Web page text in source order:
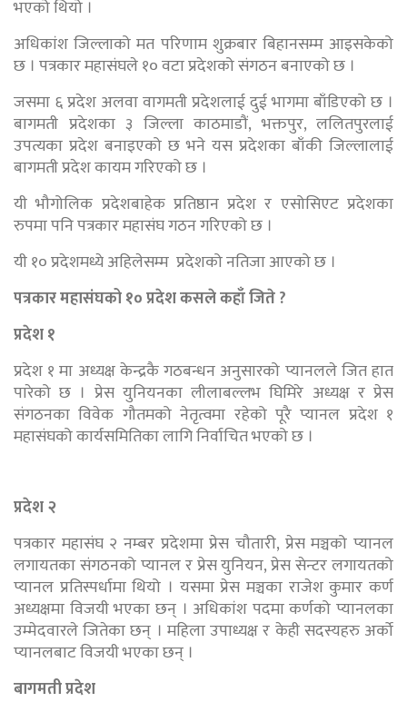
भएको थियो ।
अधिकांश जिल्लाको मत परिणाम शुक्रबार बिहानसम्म आइसकेको
छ । पत्रकार महासंघले १० वटा प्रदेशको संगठन बनाएको छ ।
जसमा ६ प्रदेश अलवा वागमती प्रदेशलाई दुई भागमा बाँडिएको छ ।
बागमती प्रदेशका ३ जिल्ला काठमाडौं, भक्तपुर, ललितपुरलाई
उपत्यका प्रदेश बनाइएको छ भने यस प्रदेशका बाँकी जिल्लालाई
बागमती प्रदेश कायम गरिएको छ ।
यी भौगोलिक प्रदेशबाहेक प्रतिष्ठान प्रदेश र एसोसिएट प्रदेशका
रुपमा पनि पत्रकार महासंघ गठन गरिएको छ ।
यी १० प्रदेशमध्ये अहिलेसम्म प्रदेशको नतिजा आएको छ ।
पत्रकार महासंघको १० प्रदेश कसले कहाँ जिते ?
प्रदेश १
प्रदेश १ मा अध्यक्ष केन्द्रकै गठबन्धन अनुसारको प्यानलले जित हात
पारेको छ । प्रेस युनियनका लीलाबल्लभ घिमिरे अध्यक्ष र प्रेस
संगठनका विवेक गौतमको नेतृत्वमा रहेको पूरै प्यानल प्रदेश १
महासंघको कार्यसमितिका लागि निर्वाचित भएको छ ।
प्रदेश २
पत्रकार महासंघ २ नम्बर प्रदेशमा प्रेस चौतारी, प्रेस मञ्चको प्यानल
लगायतका संगठनको प्यानल र प्रेस युनियन, प्रेस सेन्टर लगायतको
प्यानल प्रतिस्पर्धामा थियो । यसमा प्रेस मञ्चका राजेश कुमार कर्ण
अध्यक्षमा विजयी भएका छन् । अधिकांश पदमा कर्णको प्यानलका
उम्मेदवारले जितेका छन् । महिला उपाध्यक्ष र केही सदस्यहरु अर्काे
प्यानलबाट विजयी भएका छन् ।
बागमती प्रदेश